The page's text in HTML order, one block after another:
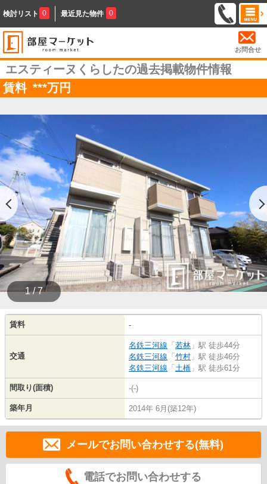
検討リスト 0 最近見た物件 0
お問合せ
エスティーヌくらしたの過去掲載物件情報
賃料 ***万円
1 / 7
賃料 -
交通
名鉄三河線 「 若林 」駅 徒歩44分
名鉄三河線 「 竹村 」駅 徒歩46分
名鉄三河線 「 土橋 」駅 徒歩61分
間取り(面積) -(-)
築年月 2014年 6月(築12年)
メールでお問い合わせする(無料)
電話でお問い合わせする